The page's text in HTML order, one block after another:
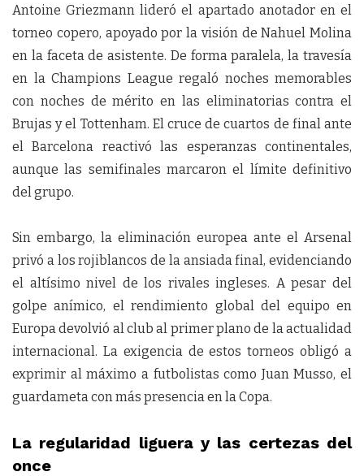
Antoine Griezmann lideró el apartado anotador en el
torneo copero, apoyado por la visión de Nahuel Molina
en la faceta de asistente. De forma paralela, la travesía
en la Champions League regaló noches memorables
con noches de mérito en las eliminatorias contra el
Brujas y el Tottenham. El cruce de cuartos de final ante
el Barcelona reactivó las esperanzas continentales,
aunque las semifinales marcaron el límite definitivo
del grupo.
Sin embargo, la eliminación europea ante el Arsenal
privó a los rojiblancos de la ansiada final, evidenciando
el altísimo nivel de los rivales ingleses. A pesar del
golpe anímico, el rendimiento global del equipo en
Europa devolvió al club al primer plano de la actualidad
internacional. La exigencia de estos torneos obligó a
exprimir al máximo a futbolistas como Juan Musso, el
guardameta con más presencia en la Copa.
La regularidad liguera y las certezas del
once